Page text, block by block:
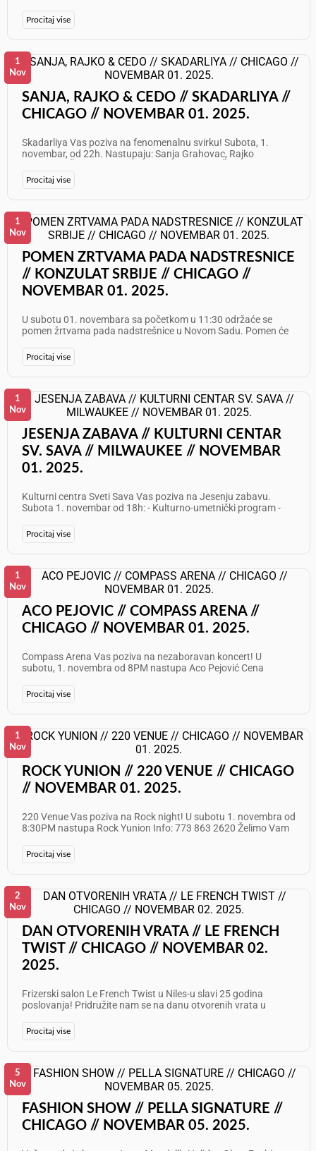
Želimo Vam odličan provod!
Procitaj vise
SANJA, RAJKO & CEDO // SKADARLIYA //
CHICAGO // NOVEMBAR 01. 2025.
Skadarliya Vas poziva na fenomenalnu svirku! Subota, 1.
novembar, od 22h. Nastupaju: Sanja Grahovac, Rajko
odličan provod!
Procitaj vise
1
Nov
POMEN ZRTVAMA PADA NADSTRESNICE
// KONZULAT SRBIJE // CHICAGO //
NOVEMBAR 01. 2025.
U subotu 01. novembara sa početkom u 11:30 održaće se
pomen žrtvama pada nadstrešnice u Novom Sadu. Pomen će
Chicago, IL 60611. Okupljanje je isključivo mirnog karaktera,
bez političkih obeležja, govora mržnje i poziva na nasilje. Cilj je
da na dostojastven način odamo poštu žrtvama. Krativni
posteri, su dobro došli! Skup je prijavljen i odbren od strane
Grada Čikaga.
Procitaj vise
1
Nov
JESENJA ZABAVA // KULTURNI CENTAR
SV. SAVA // MILWAUKEE // NOVEMBAR
01. 2025.
Kulturni centra Sveti Sava Vas poziva na Jesenju zabavu.
Subota 1. novembar od 18h: - Kulturno-umetnički program -
Ilić, Saša Minić i Zoran Miletić Ulaz $10 Želimo Vam odličan
provod!
Procitaj vise
1
Nov
ACO PEJOVIC // COMPASS ARENA //
CHICAGO // NOVEMBAR 01. 2025.
Compass Arena Vas poziva na nezaboravan koncert! U
subotu, 1. novembra od 8PM nastupa Aco Pejović Cena
Procitaj vise
1
Nov
ROCK YUNION // 220 VENUE // CHICAGO
// NOVEMBAR 01. 2025.
220 Venue Vas poziva na Rock night! U subotu 1. novembra od
8:30PM nastupa Rock Yunion Info: 773 863 2620 Želimo Vam
Procitaj vise
1
Nov
DAN OTVORENIH VRATA // LE FRENCH
TWIST // CHICAGO // NOVEMBAR 02.
2025.
Frizerski salon Le French Twist u Niles-u slavi 25 godina
poslovanja! Pridružite nam se na danu otvorenih vrata u
North Milwaukee Avenue, Niles. Dođite da vidite naš prelepo
renovirani salon, uživate u laganim zalogajima,
demonstracijama usluga, posebnim promocijama i uzbudljivim
poklonima! Podignite čašu s nama dok nazdravljamo za 25
godina glamura - i narednih 25 koje dolaze! To je Le French
Twist Hair Salon, 7633 North Milwaukee Avenue, Niles, koji
slavi 25 sjajnih godina 2. novembra od 13 do 16 časova - jedva
čekamo da vas vidimo!
Procitaj vise
2
Nov
FASHION SHOW // PELLA SIGNATURE //
CHICAGO // NOVEMBAR 05. 2025.
5
Nov